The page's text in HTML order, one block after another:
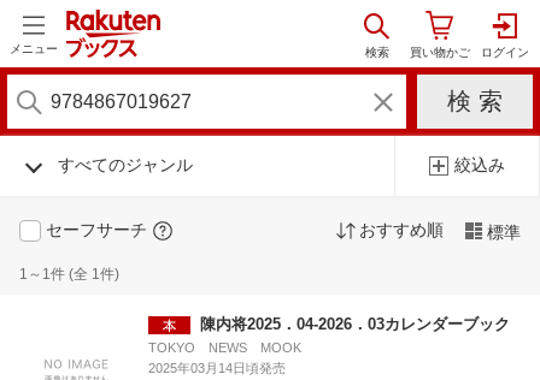
メニュー
すべてのジャンル 絞込み
セーフサーチ おすすめ順 標準
1～1件 (全 1件)
陳内将2025．04-2026．03カレンダーブック
TOKYO NEWS MOOK
2025年03月14日頃発売